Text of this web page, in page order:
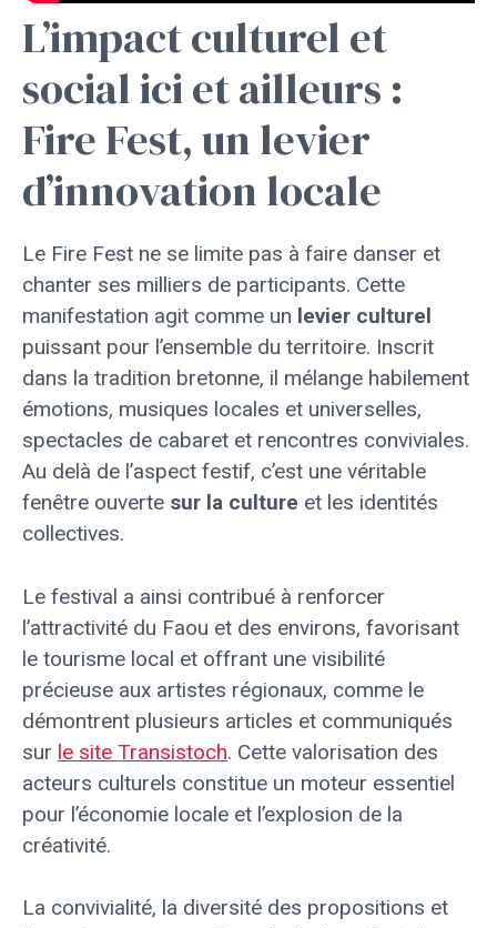
L’impact culturel et
social ici et ailleurs :
Fire Fest, un levier
d’innovation locale
Le Fire Fest ne se limite pas à faire danser et
chanter ses milliers de participants. Cette
manifestation agit comme un levier culturel
puissant pour l’ensemble du territoire. Inscrit
dans la tradition bretonne, il mélange habilement
émotions, musiques locales et universelles,
spectacles de cabaret et rencontres conviviales.
Au delà de l’aspect festif, c’est une véritable
fenêtre ouverte sur la culture et les identités
collectives.
Le festival a ainsi contribué à renforcer
l’attractivité du Faou et des environs, favorisant
le tourisme local et offrant une visibilité
précieuse aux artistes régionaux, comme le
démontrent plusieurs articles et communiqués
sur le site Transistoch. Cette valorisation des
acteurs culturels constitue un moteur essentiel
pour l’économie locale et l’explosion de la
créativité.
La convivialité, la diversité des propositions et